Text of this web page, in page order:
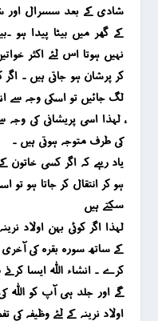
شادی کے بعد سسرال اور
کے گھر میں بیٹا پیدا ہو
نہیں ہوتا اس لئے اکثر
کر پرشان ہو جاتی ہیں ۔
لگ جائیں تو اسکی وجہ سے
، لہذا اسی پریشانی کی وجہ
کی طرف متوجہ ہوتی ہیں ۔
یاد رہے کہ اگر کسی خاتون کے
ہو کر انتقال کر جاتا ہو تو
سکتے ہیں
لہذا اگر کوئی بہن اولاد
کے ساتھ سورہ بقرہ کی آخری
کرے ۔ انشاء اللہ ایسا
گے اور جلد ہی آپ کو اللہ
اولاد نرینہ کے لئے وظیفہ